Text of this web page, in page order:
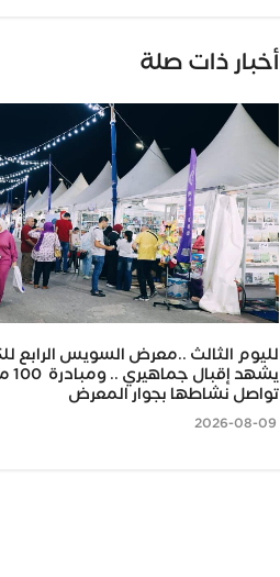
أخبار ذات صلة
لليوم الثالث ..معرض السويس الرابع
يشهد
تواصل نشاطها بجوار المعرض